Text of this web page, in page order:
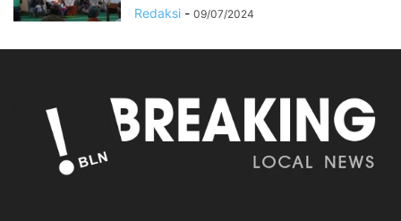
Redaksi - 09/07/2024